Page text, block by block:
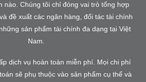
nào. Chúng tôi chỉ đóng vai trò tổng hợp
đề xuất các ngân hàng, đối tác tài chính
sản phẩm tài chính đa dạng tại Việt
Nam.
dịch vụ hoàn toàn miễn phí. Mọi chi phí
sẽ phụ thuộc vào sản phẩm cụ thể và